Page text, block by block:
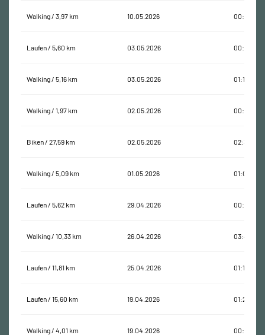
Walking / 3,97 km 10.05.2026 00:52:21
Laufen / 5,60 km 03.05.2026 00:30:42
Walking / 5,16 km 03.05.2026 01:11:52
Walking / 1,97 km 02.05.2026 00:27:26
Biken / 27,59 km 02.05.2026 02:39:45
Walking / 5,09 km 01.05.2026 01:05:39
Laufen / 5,62 km 29.04.2026 00:31:09
Walking / 10,33 km 26.04.2026 03:43:47
Laufen / 11,81 km 25.04.2026 01:13:12
Laufen / 15,60 km 19.04.2026 01:27:34
Walking / 4,01 km 19.04.2026 00:52:57